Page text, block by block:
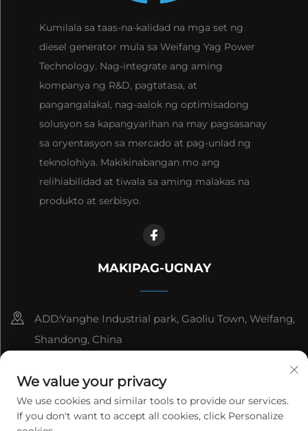
Kumilala sa taas-na-kalidad na mga set ng
diesel generator mula sa Weifang Yag Power
Technology. Nag-integrate ang aming
kompanya ng R&D, pagtatasa, at
pangangalakal, nag-aalok ng optimisadong
solusyon sa kapangyarihan na may pagsasanay
sa oryentasyon sa mercado at pag-unlad ng
teknolohiya. Makikinabangan mo ang
relihiabilidad at tiwala sa aming malakas na
produkto at serbisyo.
MAKIPAG-UGNAY
ADD:Yanghe Industrial park, Gaoliu Town, Weifang,
Shandong, China
[email protected]
We value your privacy
We use cookies and similar tools to provide our services.
If you don't want to accept all cookies, click Personalize